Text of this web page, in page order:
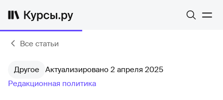
Все статьи
Другое Актуализировано 2 апреля 2025
Редакционная политика